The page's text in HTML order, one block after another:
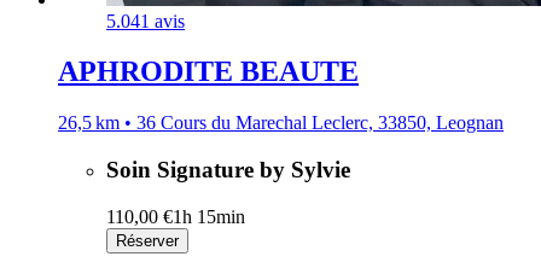
5.041 avis
APHRODITE BEAUTE
26,5 km • 36 Cours du Marechal Leclerc, 33850, Leognan
Soin Signature by Sylvie
110,00 €1h 15min
Réserver